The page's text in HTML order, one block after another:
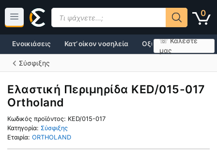
περιεχόμενο
0
Products
search
☏ Καλέστε
μας
Κατ’ οίκον νοσηλεία Οξυγονοθεραπεία
Ενοικιάσεις
Σύσφιξης
Ελαστική Περιμηρίδα KED/015-017
Ortholand
Κωδικός προϊόντος: KED/015-017
Κατηγορία: Σύσφιξης
Εταιρία: ORTHOLAND